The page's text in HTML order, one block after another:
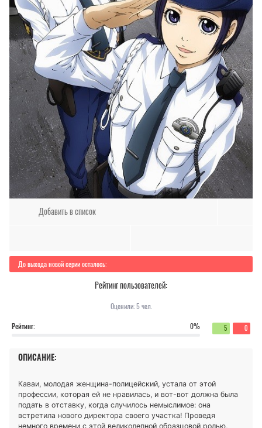
Добавить в список
До выхода новой серии осталось:
Рейтинг пользователей:
Оценили:5чел.
Рейтинг:
0% 5 0
ОПИСАНИЕ:
Каваи, молодая женщина-полицейский, устала от этой
профессии, которая ей не нравилась, и вот-вот должна была
подать в отставку, когда случилось немыслимое: она
встретила нового директора своего участка! Проведя
немного времени с этой великолепной образцовой ролью,